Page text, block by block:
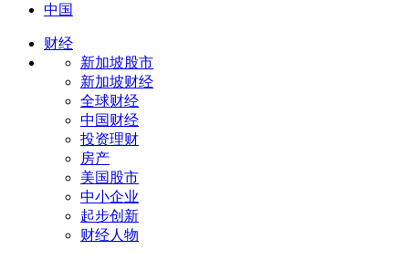
中国
财经
新加坡股市
新加坡财经
全球财经
中国财经
投资理财
房产
美国股市
中小企业
起步创新
财经人物